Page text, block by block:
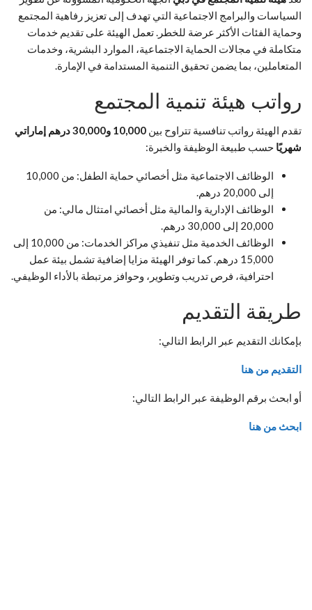
السياسات والبرامج الاجتماعية التي تهدف إلى تعزيز رفاهية المجتمع
وحماية الفئات الأكثر عرضة للخطر. تعمل الهيئة على تقديم خدمات
متكاملة في مجالات الحماية الاجتماعية، الموارد البشرية، وخدمات
المتعاملين، بما يضمن تحقيق التنمية المستدامة في الإمارة.
رواتب هيئة تنمية المجتمع
تقدم الهيئة رواتب تنافسية تتراوح بين
10,000 و30,000 درهم إماراتي
شهريًا حسب طبيعة الوظيفة والخبرة:
الوظائف الاجتماعية مثل أخصائي حماية الطفل: من 10,000
إلى 20,000 درهم.
الوظائف الإدارية والمالية مثل أخصائي امتثال مالي: من
20,000 إلى 30,000 درهم.
الوظائف الخدمية مثل تنفيذي مراكز الخدمات: من 10,000 إلى
15,000 درهم. كما توفر الهيئة مزايا إضافية تشمل بيئة عمل
احترافية، فرص تدريب وتطوير، وحوافز مرتبطة بالأداء الوظيفي.
طريقة التقديم
بإمكانك التقديم عبر الرابط التالي:
التقديم من هنا
أو ابحث برقم الوظيفة عبر الرابط التالي:
ابحث من هنا